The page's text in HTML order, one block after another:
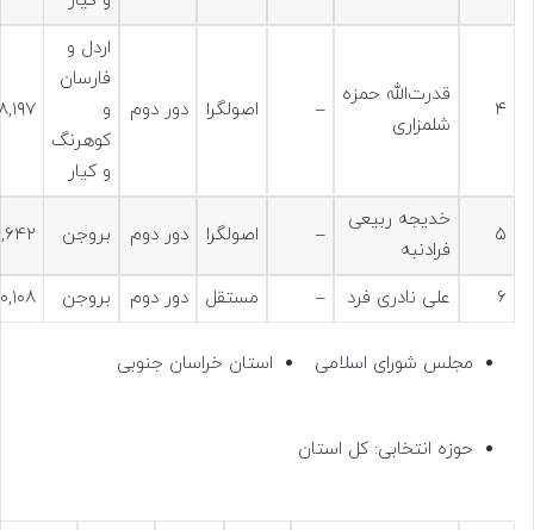
۴
قدرت‌الله حمزه
شلمزاری
– اصولگرا دور دوم
اردل و
فارسان
و
کوهرنگ
و کیار
۵
خدیجه ربیعی
فرادنبه
– اصولگرا دور دوم بروجن
۶ علی نادری فرد – مستقل دور دوم بروجن
مجلس شورای اسلامی استان خراسان جنوبی
حوزه انتخابی: کل استان